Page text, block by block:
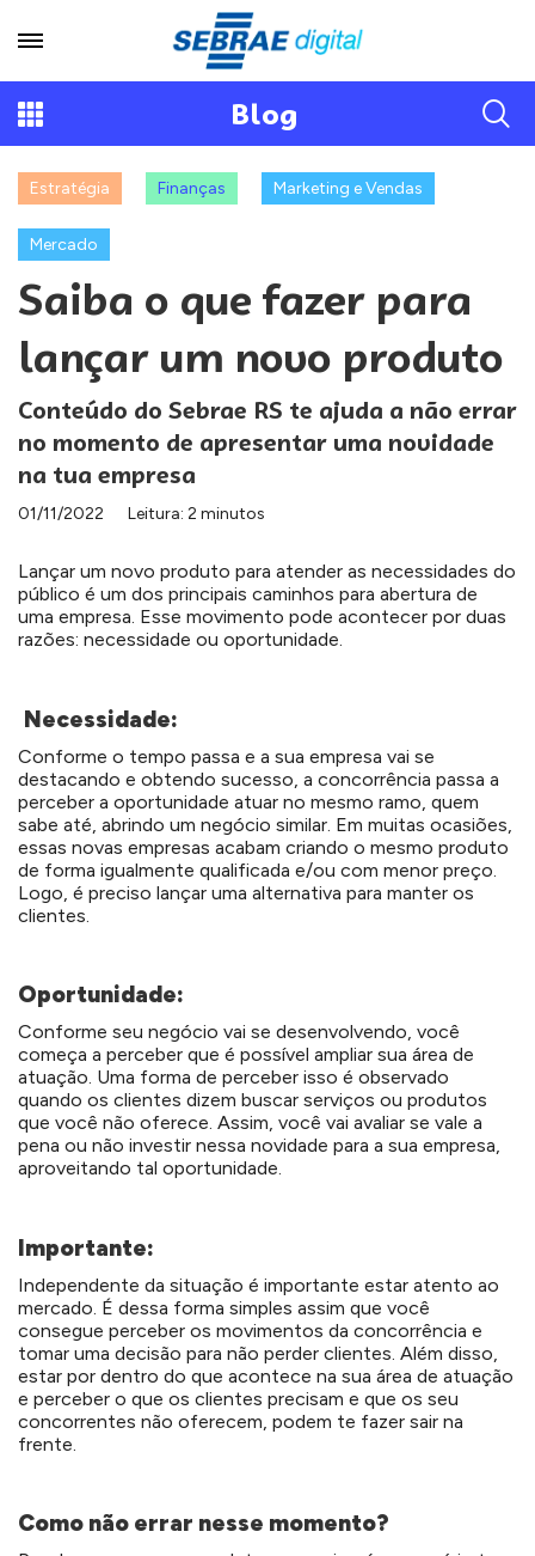
Blog
Estratégia Finanças Marketing e Vendas
Mercado
Saiba o que fazer para
lançar um novo produto
Conteúdo do Sebrae RS te ajuda a não errar
no momento de apresentar uma novidade
na tua empresa
01/11/2022 Leitura: 2 minutos
Lançar um novo produto para atender as necessidades do
público é um dos principais caminhos para abertura de
uma empresa. Esse movimento pode acontecer por duas
razões: necessidade ou oportunidade.
Necessidade:
Conforme o tempo passa e a sua empresa vai se
destacando e obtendo sucesso, a concorrência passa a
perceber a oportunidade atuar no mesmo ramo, quem
sabe até, abrindo um negócio similar. Em muitas ocasiões,
essas novas empresas acabam criando o mesmo produto
de forma igualmente qualificada e/ou com menor preço.
Logo, é preciso lançar uma alternativa para manter os
clientes.
Oportunidade:
Conforme seu negócio vai se desenvolvendo, você
começa a perceber que é possível ampliar sua área de
atuação. Uma forma de perceber isso é observado
quando os clientes dizem buscar serviços ou produtos
que você não oferece. Assim, você vai avaliar se vale a
pena ou não investir nessa novidade para a sua empresa,
aproveitando tal oportunidade.
Importante:
Independente da situação é importante estar atento ao
mercado. É dessa forma simples assim que você
consegue perceber os movimentos da concorrência e
tomar uma decisão para não perder clientes. Além disso,
estar por dentro do que acontece na sua área de atuação
e perceber o que os clientes precisam e que os seu
concorrentes não oferecem, podem te fazer sair na
frente.
Como não errar nesse momento?